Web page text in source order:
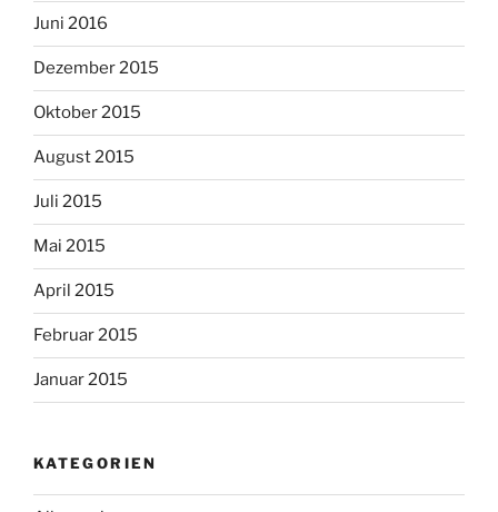
Juni 2016
Dezember 2015
Oktober 2015
August 2015
Juli 2015
Mai 2015
April 2015
Februar 2015
Januar 2015
KATEGORIEN